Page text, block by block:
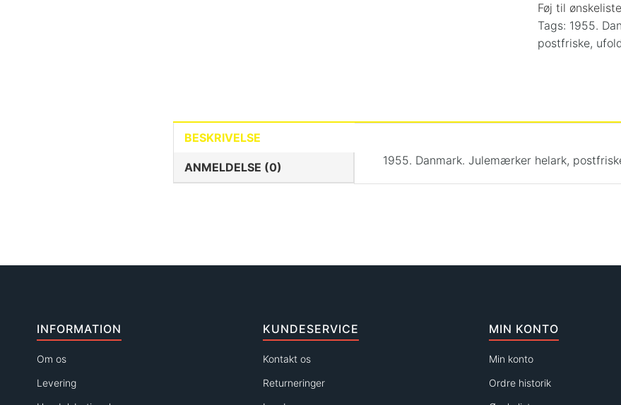
Føj til ønskeliste
Tags: 1955.
postfriske,
BESKRIVELSE
ANMELDELSE (0) 1955. Danmark. Julemærker helark,
INFORMATION
Om os
Levering
KUNDESERVICE
Kontakt os
Returneringer
MIN KONTO
Min konto
Ordre historik